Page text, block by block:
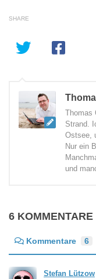
SHARE
Thomas
Strand.
Ostsee,
Nur ein
und
6 KOMMENTARE
Kommentare 6
Stefan Lützow